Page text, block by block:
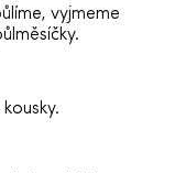
vyjmeme